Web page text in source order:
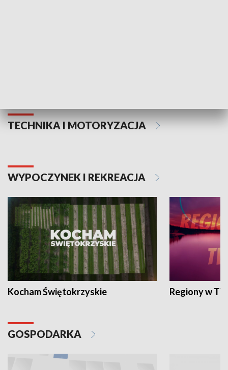
TECHNIKA I MOTORYZACJA
WYPOCZYNEK I REKREACJA
Kocham Świętokrzyskie Regiony w
GOSPODARKA